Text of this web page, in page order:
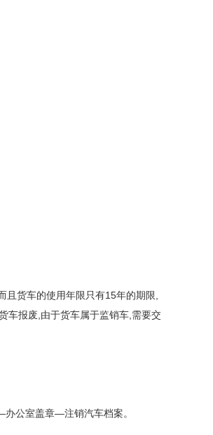
货车的使用年限只有15年的期限,
车报废,由于货车属于监销车,需要交
公室盖章—注销汽车档案。